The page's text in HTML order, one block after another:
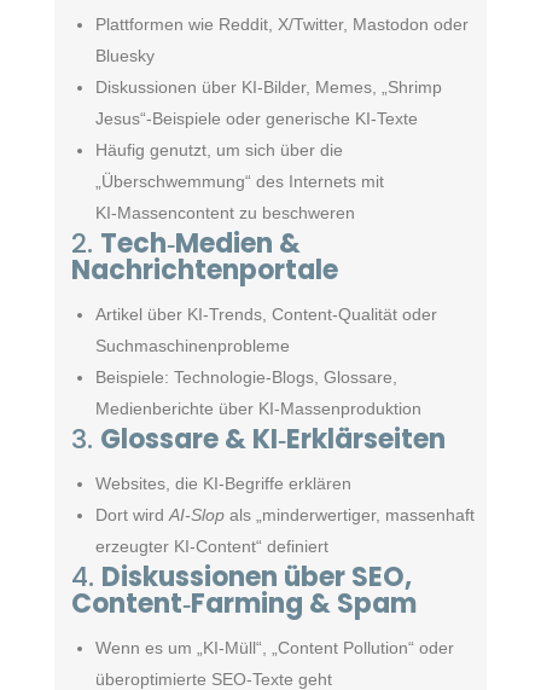
Plattformen wie Reddit, X/Twitter, Mastodon oder
Bluesky
Diskussionen über KI‑Bilder, Memes, „Shrimp
Jesus“‑Beispiele oder generische KI‑Texte
Häufig genutzt, um sich über die
„Überschwemmung“ des Internets mit
KI‑Massencontent zu beschweren
2. Tech‑Medien &
Nachrichtenportale
Artikel über KI‑Trends, Content‑Qualität oder
Suchmaschinenprobleme
Beispiele: Technologie‑Blogs, Glossare,
Medienberichte über KI‑Massenproduktion
3. Glossare & KI‑Erklärseiten
Websites, die KI‑Begriffe erklären
Dort wird AI‑Slopals „minderwertiger, massenhaft
erzeugter KI‑Content“ definiert
4. Diskussionen über SEO,
Content‑Farming & Spam
Wenn es um „KI‑Müll“, „Content Pollution“ oder
überoptimierte SEO‑Texte geht